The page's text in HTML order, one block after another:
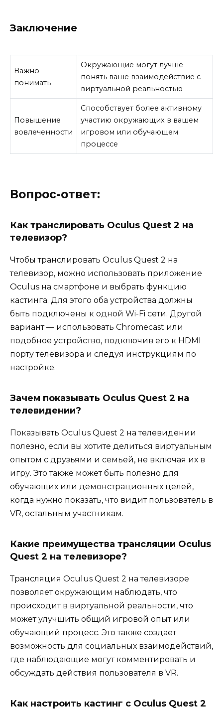
Заключение
Важно
понимать
Окружающие могут лучше
понять ваше взаимодействие с
виртуальной реальностью
Повышение
вовлеченности
Способствует более активному
участию окружающих в вашем
игровом или обучающем
процессе
Вопрос-ответ:
Как транслировать Oculus Quest 2 на
телевизор?
Чтобы транслировать Oculus Quest 2 на
телевизор, можно использовать приложение
Oculus на смартфоне и выбрать функцию
кастинга. Для этого оба устройства должны
быть подключены к одной Wi-Fi сети. Другой
вариант — использовать Chromecast или
подобное устройство, подключив его к HDMI
порту телевизора и следуя инструкциям по
настройке.
Зачем показывать Oculus Quest 2 на
телевидении?
Показывать Oculus Quest 2 на телевидении
полезно, если вы хотите делиться виртуальным
опытом с друзьями и семьей, не включая их в
игру. Это также может быть полезно для
обучающих или демонстрационных целей,
когда нужно показать, что видит пользователь в
VR, остальным участникам.
Какие преимущества трансляции Oculus
Quest 2 на телевизоре?
Трансляция Oculus Quest 2 на телевизоре
позволяет окружающим наблюдать, что
происходит в виртуальной реальности, что
может улучшить общий игровой опыт или
обучающий процесс. Это также создает
возможность для социальных взаимодействий,
где наблюдающие могут комментировать и
обсуждать действия пользователя в VR.
Как настроить кастинг с Oculus Quest 2